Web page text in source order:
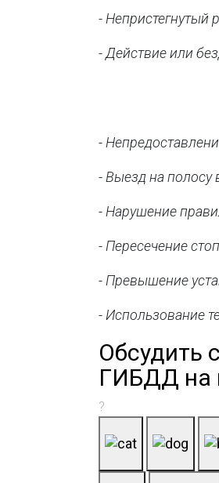
- Непристегнутый
- Действие или
-
- Выезд на полосу
- Нарушение
- Пересечение
- Превышение
- Использование
Обсудить
ГИБДД на
?